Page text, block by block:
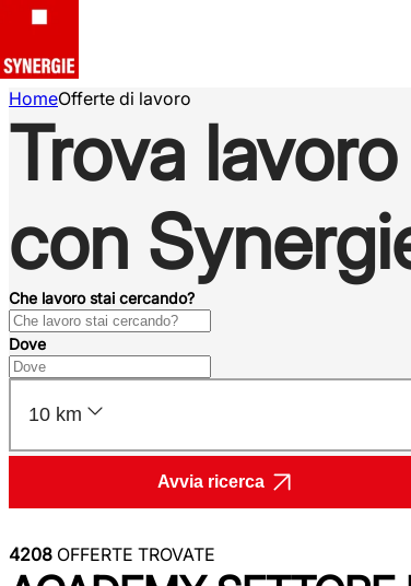
HomeOfferte di lavoro
Trova lavoro
con
Che lavoro stai cercando?
Dove
10 km
Avvia ricerca
4208 OFFERTE TROVATE